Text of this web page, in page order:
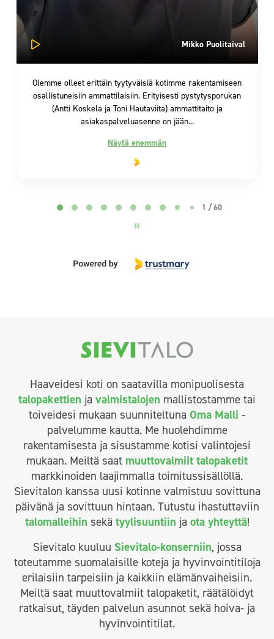
2 / 60
Haaveidesi koti on saatavilla monipuolisesta
talopakettien ja valmistalojen mallistostamme tai
toiveidesi mukaan suunniteltuna Oma Malli -
palvelumme kautta. Me huolehdimme
rakentamisesta ja sisustamme kotisi valintojesi
mukaan. Meiltä saat muuttovalmiit talopaketit
markkinoiden laajimmalla toimitussisällöllä.
Sievitalon kanssa uusi kotinne valmistuu sovittuna
päivänä ja sovittuun hintaan. Tutustu ihastuttaviin
talomalleihin sekä tyylisuuntiin ja ota yhteyttä!
Sievitalo kuuluu Sievitalo-konserniin, jossa
toteutamme suomalaisille koteja ja hyvinvointitiloja
erilaisiin tarpeisiin ja kaikkiin elämänvaiheisiin.
Meiltä saat muuttovalmiit talopaketit, räätälöidyt
ratkaisut, täyden palvelun asunnot sekä hoiva- ja
hyvinvointitilat.